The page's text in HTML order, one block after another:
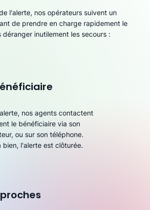
l'alerte, nos opérateurs suivent un
de prendre en charge rapidement le
déranger inutilement les secours :
nos agents contactent
le bénéficiaire via son
ou sur son téléphone.
bien, l'alerte est clôturée.